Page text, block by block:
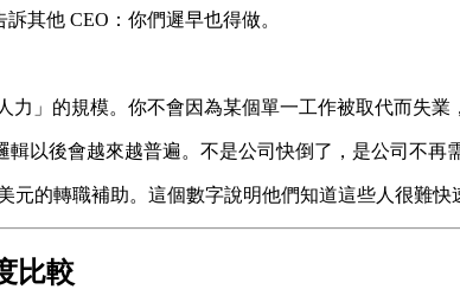
其他 CEO：你們遲早也得做。
」的規模。你不會因為某個單一工作被取代而失業
以後會越來越普遍。不是公司快倒了，是公司不再
元的轉職補助。這個數字說明他們知道這些人很難快
比較